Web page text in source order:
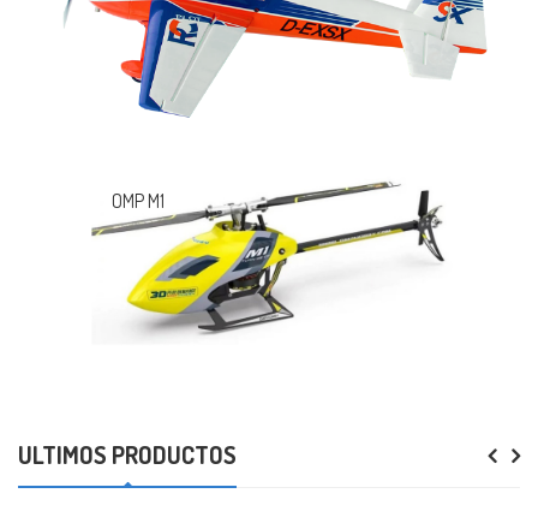
OMP M1
ÚLTIMOS PRODUCTOS